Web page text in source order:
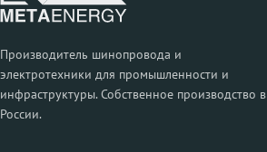
Производитель шинопровода и
электротехники для промышленности и
инфраструктуры. Собственное производство в
России.